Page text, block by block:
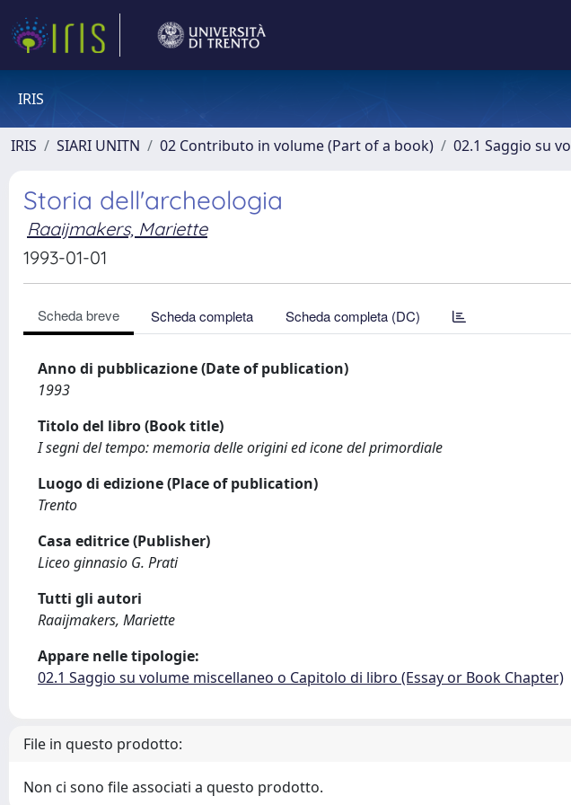
IRIS
IRIS SIARI UNITN 02 Contributo in volume (Part of a book) 02.1 Saggio su
Storia dell'archeologia
Raaijmakers, Mariette
1993-01-01
Scheda breve Scheda completa Scheda completa (DC)
Anno di pubblicazione (Date of publication)
1993
Titolo del libro (Book title)
I segni del tempo: memoria delle origini ed icone del primordiale
Luogo di edizione (Place of publication)
Trento
Casa editrice (Publisher)
Liceo ginnasio G. Prati
Tutti gli autori
Raaijmakers, Mariette
Appare nelle tipologie:
02.1 Saggio su volume miscellaneo o Capitolo di libro (Essay or Book Chapter)
File in questo prodotto:
Non ci sono file associati a questo prodotto.